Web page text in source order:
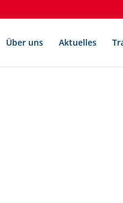
Über uns Aktuelles